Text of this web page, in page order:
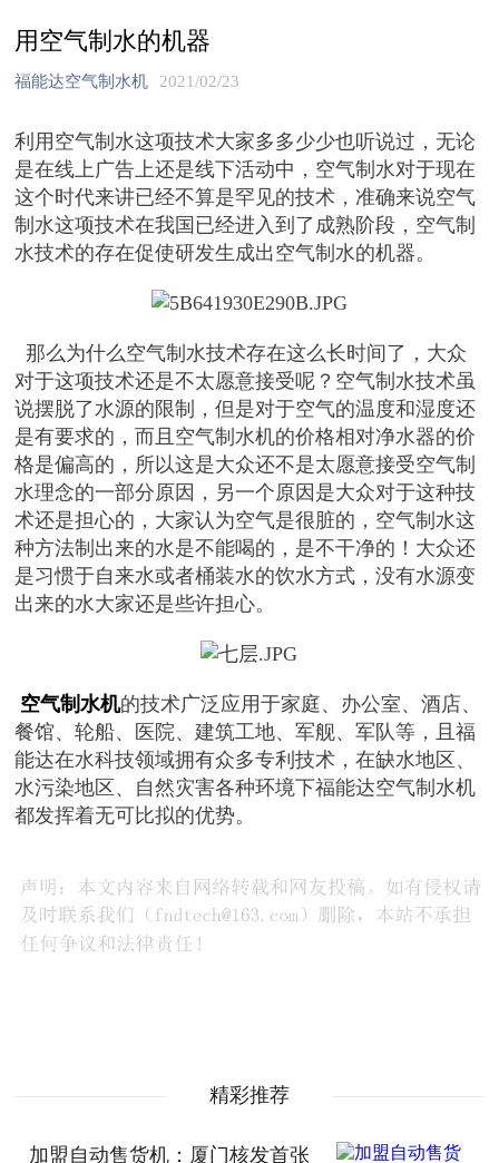
用空气制水的机器
福能达空气制水机 2021/02/23
利用空气制水这项技术大家多多少少也听说过，无论
是在线上广告上还是线下活动中，空气制水对于现在
这个时代来讲已经不算是罕见的技术，准确来说空气
制水这项技术在我国已经进入到了成熟阶段，空气制
水技术的存在促使研发生成出空气制水的机器。
那么为什么空气制水技术存在这么长时间了，大众
对于这项技术还是不太愿意接受呢？空气制水技术虽
说摆脱了水源的限制，但是对于空气的温度和湿度还
是有要求的，而且空气制水机的价格相对净水器的价
格是偏高的，所以这是大众还不是太愿意接受空气制
水理念的一部分原因，另一个原因是大众对于这种技
术还是担心的，大家认为空气是很脏的，空气制水这
种方法制出来的水是不能喝的，是不干净的！大众还
是习惯于自来水或者桶装水的饮水方式，没有水源变
出来的水大家还是些许担心。
空气制水机的技术广泛应用于家庭、办公室、酒店、
餐馆、轮船、医院、建筑工地、军舰、军队等，且福
能达在水科技领域拥有众多专利技术，在缺水地区、
水污染地区、自然灾害各种环境下福能达空气制水机
都发挥着无可比拟的优势。
精彩推荐
加盟自动售货机：厦门核发首张